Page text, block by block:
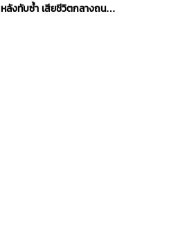
หลังทับซ้ำ เสียชีวิตกลางถนน